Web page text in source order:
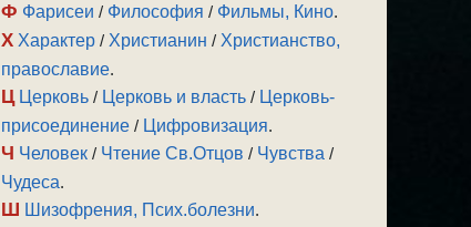
Ф Фарисеи / Философия / Фильмы, Кино.
Х Характер / Христианин / Христианство,
православие.
Ц Церковь / Церковь и власть / Церковь-
присоединение / Цифровизация.
Ч Человек / Чтение Св.Отцов / Чувства /
Чудеса.
Ш Шизофрения, Псих.болезни.